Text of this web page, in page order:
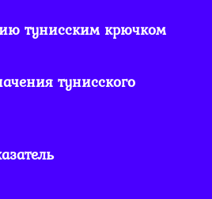
тунисским крючком
тунисского